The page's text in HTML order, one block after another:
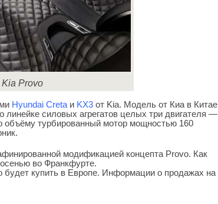
Provo
Hyundai Creta и KX3 от Kia. Модель от Киа в Китае
линейке силовых агрегатов целых три двигателя —
объёму турбированный мотор мощностью 160
модификацией концепта Provo. Как
во Франкфурте.
будет купить в Европе. Информации о продажах на